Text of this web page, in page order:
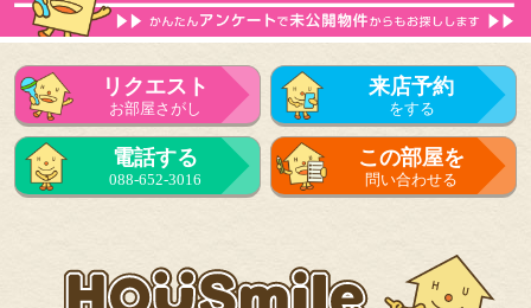
リクエスト
お部屋さがし
来店予約
をする
電話する
088-652-3016
この部屋を
問い合わせる